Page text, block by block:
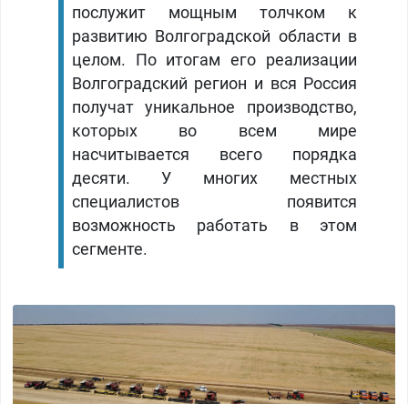
послужит мощным толчком к
развитию Волгоградской области в
целом. По итогам его реализации
Волгоградский регион и вся Россия
получат уникальное производство,
которых во всем мире
насчитывается всего порядка
десяти. У многих местных
специалистов появится
возможность работать в этом
сегменте.